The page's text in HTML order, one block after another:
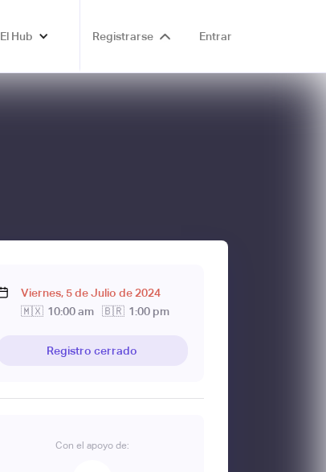
El Hub Registrarse Entrar
Viernes, 5 de Julio de 2024
🇲🇽 10:00 am 🇧🇷 1:00 pm
Registro cerrado
Con el apoyo de: